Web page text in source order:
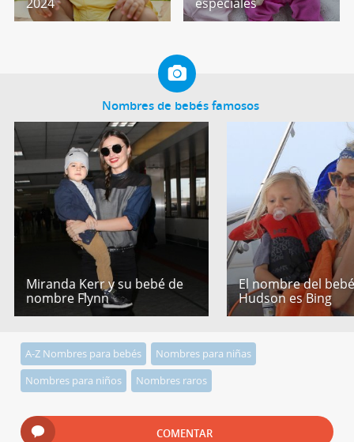
Nombres de bebés famosos
Miranda Kerr y su bebé de
nombre Flynn
El nombre del
Hudson es Bing
A-Z Nombres para bebés
Nombres para niñas
Nombres para niños
Nombres raros
COMENTAR